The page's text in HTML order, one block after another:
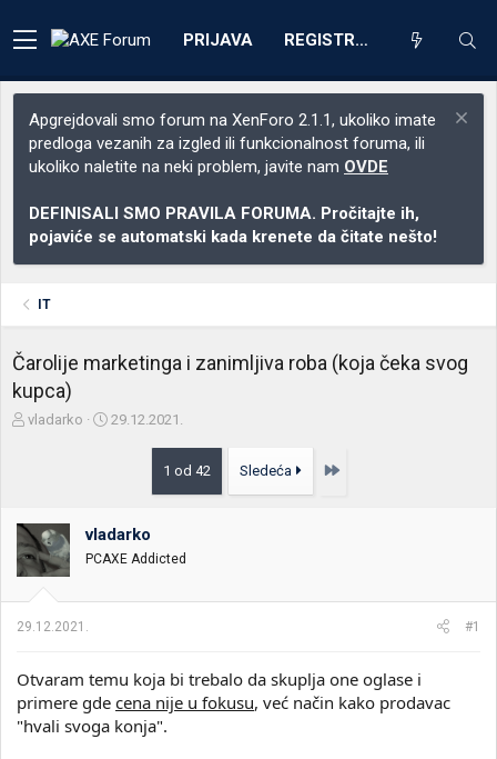
PRIJAVA REGISTRACIJA
Apgrejdovali smo forum na XenForo 2.1.1, ukoliko imate
predloga vezanih za izgled ili funkcionalnost foruma, ili
ukoliko naletite na neki problem, javite nam OVDE
DEFINISALI SMO PRAVILA FORUMA. Pročitajte ih,
pojaviće se automatski kada krenete da čitate nešto!
IT
Čarolije marketinga i zanimljiva roba (koja čeka svog
kupca)
Z
i
k
t
e
m
vladarko
D
o
k
e
j
a
29.12.2021.
1 od 42 Sledeća Poslednja
vladarko
PCAXE Addicted
29.12.2021. #1
Otvaram temu koja bi trebalo da skuplja one oglase i
primere gde cena nije u fokusu, već način kako prodavac
"hvali svoga konja".